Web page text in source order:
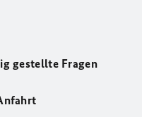
gestellte Fragen